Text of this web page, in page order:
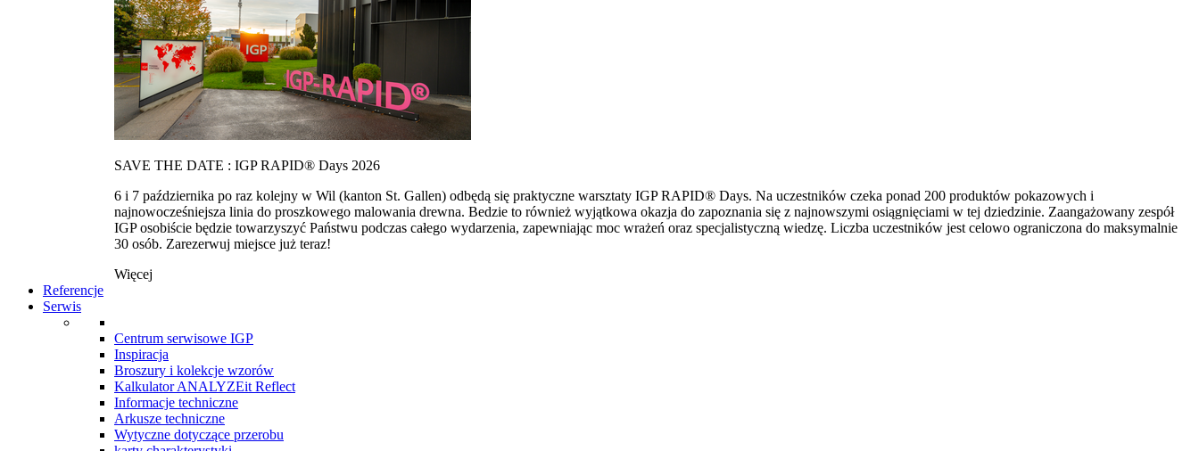
SAVE THE DATE : IGP RAPID® Days 2026
6 i 7 października po raz kolejny w Wil (kanton St. Gallen) odbędą się praktyczne warsztaty IGP RAPID® Days. Na uczestników czeka ponad 200 produktów pokazowych i
najnowocześniejsza linia do proszkowego malowania drewna. Bedzie to również wyjątkowa okazja do zapoznania się z najnowszymi osiągnięciami w tej dziedzinie. Zaangażowany zespół
IGP osobiście będzie towarzyszyć Państwu podczas całego wydarzenia, zapewniając moc wrażeń oraz specjalistyczną wiedzę. Liczba uczestników jest celowo ograniczona do maksymalnie
30 osób. Zarezerwuj miejsce już teraz!
Więcej
Referencje
Serwis
Centrum serwisowe IGP
Inspiracja
Broszury i kolekcje wzorów
Kalkulator ANALYZEit Reflect
Informacje techniczne
Arkusze techniczne
Wytyczne dotyczące przerobu